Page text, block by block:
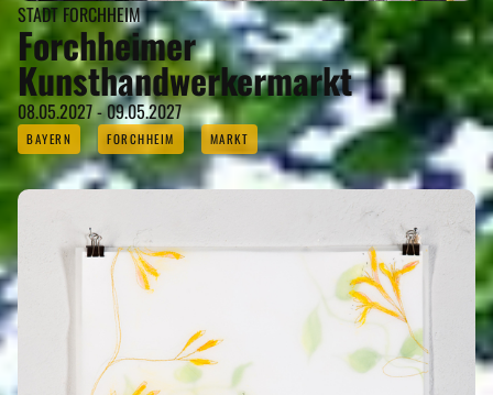
STADT FORCHHEIM
Forchheimer
Kunsthandwerkermarkt
08.05.2027 - 09.05.2027
BAYERN FORCHHEIM MARKT